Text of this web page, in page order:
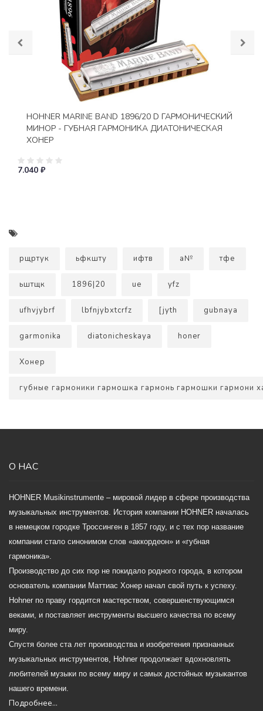
HOHNER MARINE BAND 1896/20 D ГАРМОНИЧЕСКИЙ
МИНОР - ГУБНАЯ ГАРМОНИКА ДИАТОНИЧЕСКАЯ
ХОНЕР
7.040 ₽
рщртук ьфкшту ифтв а№ тфе
ьштщк 1896|20 ue yfz
ufhvjybrf lbfnjybxtcrfz [jyth gubnaya
garmonika diatonicheskaya honer
Хонер
губные гармоники гармошка гармонь гармошки гармони
О НАС
HOHNER Musikinstrumente – мировой лидер в сфере производства
музыкальных инструментов. История компании HOHNER началась
в немецком городке Троссинген в 1857 году, и с тех пор название
компании стало синонимом слов «аккордеон» и «губная
гармоника».
Производство до сих пор не покидало родного города, в котором
основатель компании Маттиас Хонер начал свой путь к успеху.
Hohner по праву гордится мастерством, совершенствующимся
веками, и поставляет инструменты высшего качества по всему
миру.
Спустя более ста лет производства и изобретения признанных
музыкальных инструментов, Hohner продолжает вдохновлять
любителей музыки по всему миру и самых достойных музыкантов
нашего времени.
Подробнее...